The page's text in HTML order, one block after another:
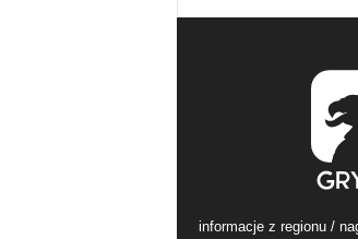
informacje z regionu /